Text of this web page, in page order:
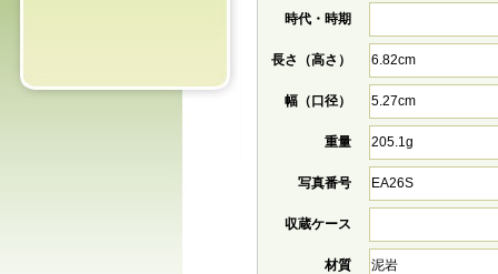
時代・時期
長さ（高さ） 6.82cm
幅（口径） 5.27cm
重量 205.1g
写真番号 EA26S
収蔵ケース
材質 泥岩